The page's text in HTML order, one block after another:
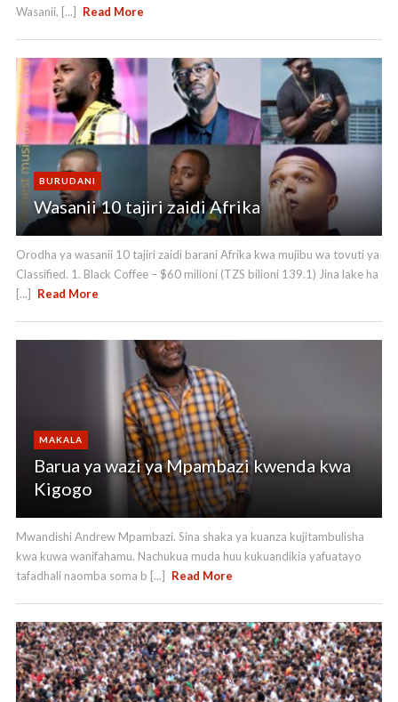
Wasanii, [...] Read More
BURUDANI
Wasanii 10 tajiri zaidi Afrika
Orodha ya wasanii 10 tajiri zaidi barani Afrika kwa mujibu wa tovuti ya
Classified. 1. Black Coffee – $60 milioni (TZS bilioni 139.1) Jina lake ha
[...]
Read More
MAKALA
Barua ya wazi ya Mpambazi kwenda kwa
Kigogo
Mwandishi Andrew Mpambazi. Sina shaka ya kuanza kujitambulisha
kwa kuwa wanifahamu. Nachukua muda huu kukuandikia yafuatayo
tafadhali naomba soma b [...]
Read More